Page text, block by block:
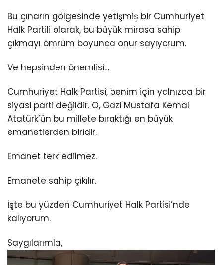
Bu çınarın gölgesinde yetişmiş bir Cumhuriyet
Halk Partili olarak, bu büyük mirasa sahip
çıkmayı ömrüm boyunca onur sayıyorum.
Ve hepsinden önemlisi…
Cumhuriyet Halk Partisi, benim için yalnızca bir
siyasi parti değildir. O, Gazi Mustafa Kemal
Atatürk’ün bu millete bıraktığı en büyük
emanetlerden biridir.
Emanet terk edilmez.
Emanete sahip çıkılır.
İşte bu yüzden Cumhuriyet Halk Partisi’nde
kalıyorum.
Saygılarımla,